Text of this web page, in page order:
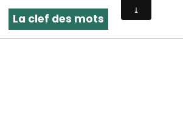
La clef des mots